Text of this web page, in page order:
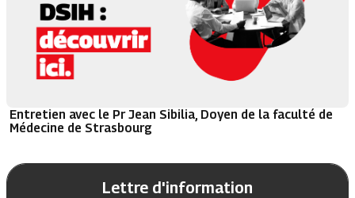
Entretien avec le Pr Jean Sibilia, Doyen de la faculté de
Médecine de Strasbourg
Lettre d'information